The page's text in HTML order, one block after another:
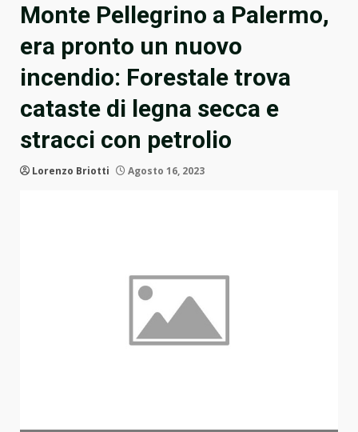
Monte Pellegrino a Palermo,
era pronto un nuovo
incendio: Forestale trova
cataste di legna secca e
stracci con petrolio
Lorenzo Briotti Agosto 16, 2023